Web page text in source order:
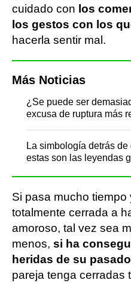
cuidado con los
los gestos con los
hacerla sentir mal.
Más Noticias
¿Se puede ser
excusa de ruptura más
La simbología detrás
estas son las leyendas
Si pasa mucho
totalmente cerrada a
amoroso, tal vez sea
menos, si ha
heridas de su
pareja tenga cerradas